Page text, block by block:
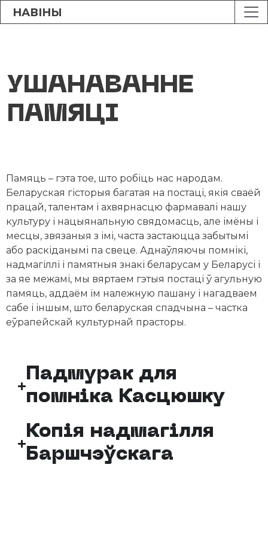
НАВІНЫ
УШАНАВАННЕ
ПАМЯЦІ
Памяць – гэта тое, што робіць нас народам.
Беларуская гісторыя багатая на постаці, якія сваёй
працай, талентам і ахвярнасцю фармавалі нашу
культуру і нацыянальную свядомасць, але імёны і
месцы, звязаныя з імі, часта застаюцца забытымі
або раскіданымі па свеце. Аднаўляючы помнікі,
надмагіллі і памятныя знакі беларусам у Беларусі і
за яе межамі, мы вяртаем гэтыя постаці ў агульную
памяць, аддаём ім належную пашану і нагадваем
сабе і іншым, што беларуская спадчына – частка
еўрапейскай культурнай прасторы.
Падмурак для
помніка Касцюшку
Копія надмагілля
Баршчэўскага